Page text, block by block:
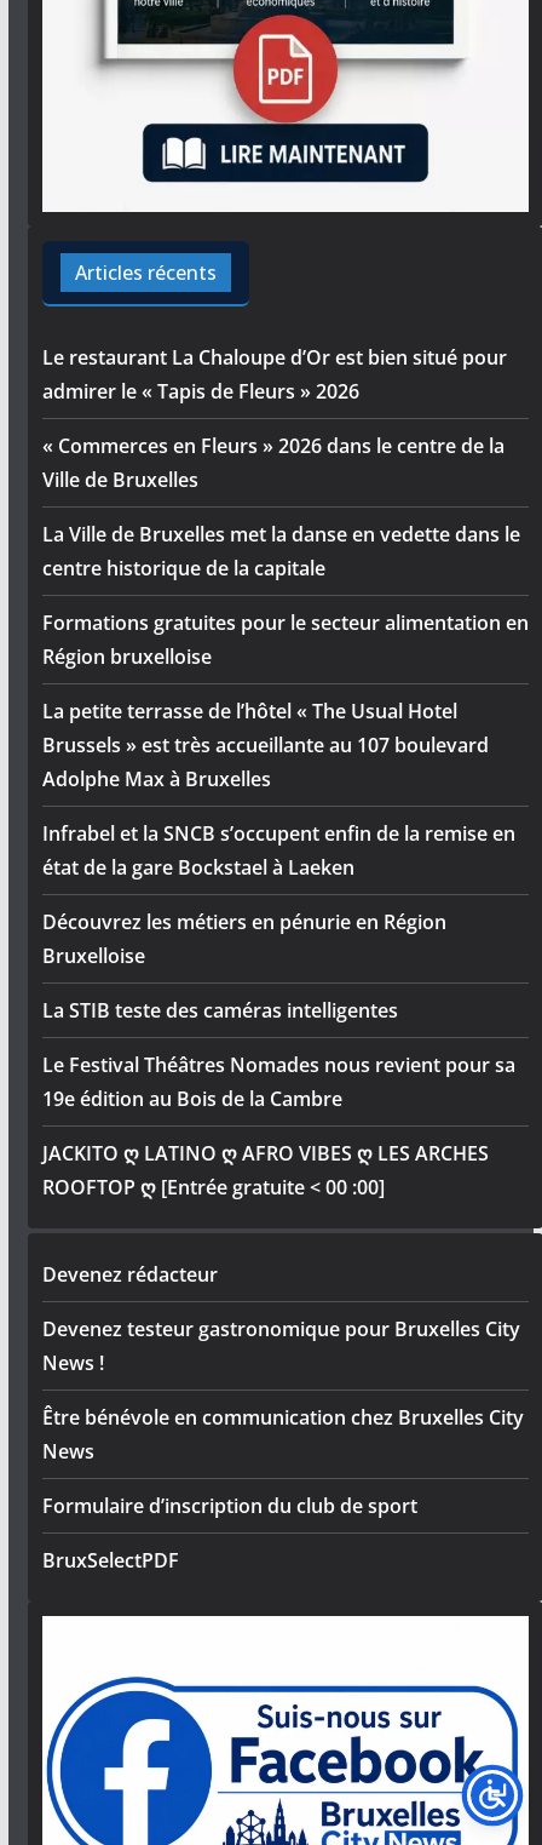
Articles récents
Le restaurant La Chaloupe d’Or est bien situé pour
admirer le « Tapis de Fleurs » 2026
« Commerces en Fleurs » 2026 dans le centre de la
Ville de Bruxelles
La Ville de Bruxelles met la danse en vedette dans le
centre historique de la capitale
Formations gratuites pour le secteur alimentation en
Région bruxelloise
La petite terrasse de l’hôtel « The Usual Hotel
Brussels » est très accueillante au 107 boulevard
Adolphe Max à Bruxelles
Infrabel et la SNCB s’occupent enfin de la remise en
état de la gare Bockstael à Laeken
Découvrez les métiers en pénurie en Région
Bruxelloise
La STIB teste des caméras intelligentes
Le Festival Théâtres Nomades nous revient pour sa
19e édition au Bois de la Cambre
JACKITO ღ LATINO ღ AFRO VIBES ღ LES ARCHES
ROOFTOP ღ [Entrée gratuite < 00 :00]
Devenez rédacteur
Devenez testeur gastronomique pour Bruxelles City
News !
Être bénévole en communication chez Bruxelles City
News
Formulaire d’inscription du club de sport
BruxSelectPDF